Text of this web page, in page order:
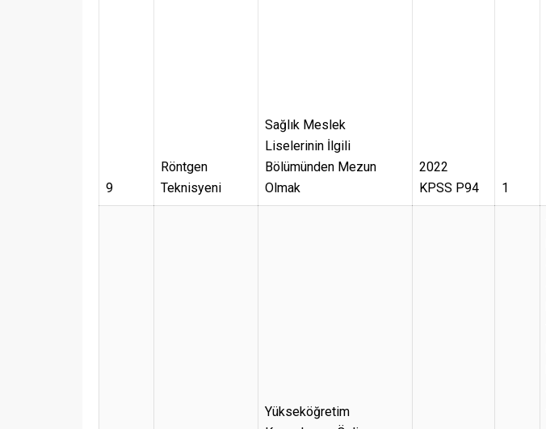
9
Röntgen
Teknisyeni
Sağlık Meslek
Liselerinin İlgili
Bölümünden Mezun
Olmak
2022
KPSS P94
1
Yükseköğretim